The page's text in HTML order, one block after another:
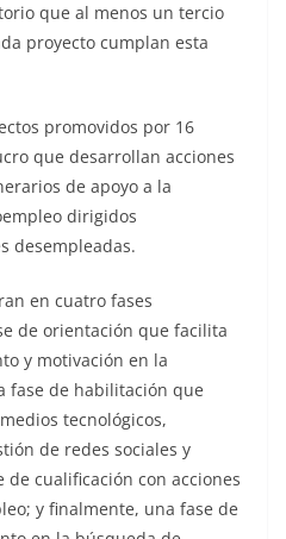
que al menos un tercio
proyecto cumplan esta
promovidos por 16
que desarrollan acciones
de apoyo a la
dirigidos
desempleadas.
en cuatro fases
de orientación que facilita
y motivación en la
fase de habilitación que
tecnológicos,
de redes sociales y
cualificación con acciones
y finalmente, una fase de